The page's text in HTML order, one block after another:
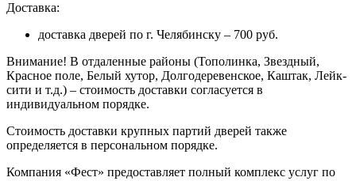
Доставка:
доставка дверей по г. Челябинску – 700 руб.
Внимание! В отдаленные районы (Тополинка, Звездный,
Красное поле, Белый хутор, Долгодеревенское, Каштак, Лейк-
сити и т.д.) – стоимость доставки согласуется в
индивидуальном порядке.
Стоимость доставки крупных партий дверей также
определяется в персональном порядке.
Компания «Фест» предоставляет полный комплекс услуг по